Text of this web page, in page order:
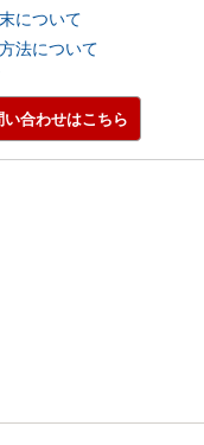
について
法について
い合わせはこちら